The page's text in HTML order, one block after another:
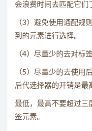
会浪费时间去匹配它们
（3）避免使用通配规
到的元素进行选择。
（4）尽量少的去对标
（5）尽量少的去使用
后代选择器的开销是最
最低，最高不要超过三
签元素。